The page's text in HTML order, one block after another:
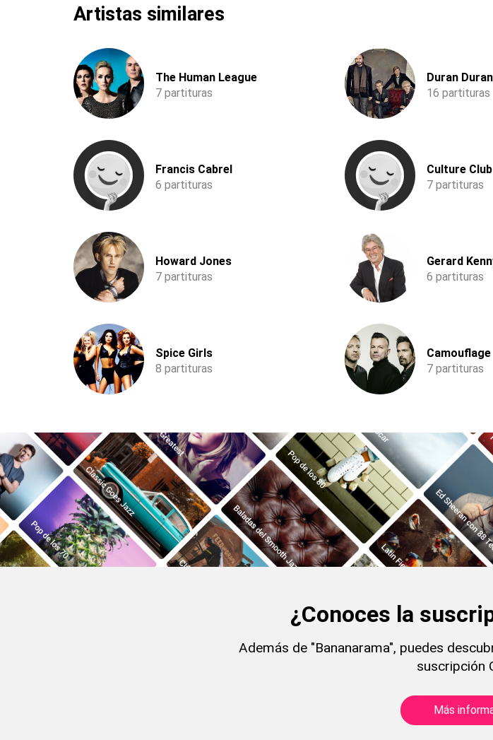
Artistas similares
The Human League
7 partituras
Duran Duran
16 partituras
Francis Cabrel
6 partituras
Culture Club
7 partituras
Howard Jones
7 partituras
Gerard
6 partituras
Spice Girls
8 partituras
Camouflage
7 partituras
¿Conoces la
Además de "Bananarama", puedes
suscripción
Más